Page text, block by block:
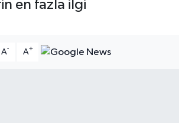
en fazla ilgi
A- A+